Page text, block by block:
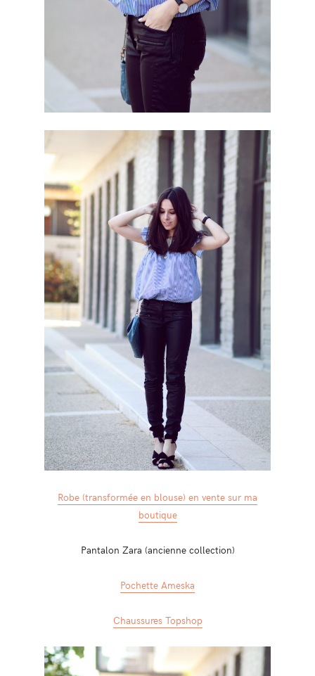
Robe (transformée en blouse) en vente sur ma
boutique
Pantalon Zara (ancienne collection)
Pochette Ameska
Chaussures Topshop